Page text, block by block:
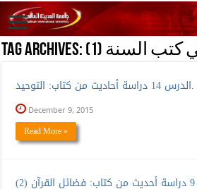
Tag Archives:
كتب السنة (1
الدرس 14 دراسة أحاديث من كتاب: التوحيد.
December 9, 2015
Read More »